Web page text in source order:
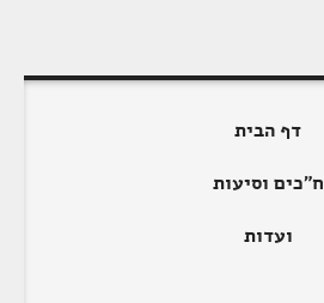
דף הבית
ח"כים וסיעות
ועדות